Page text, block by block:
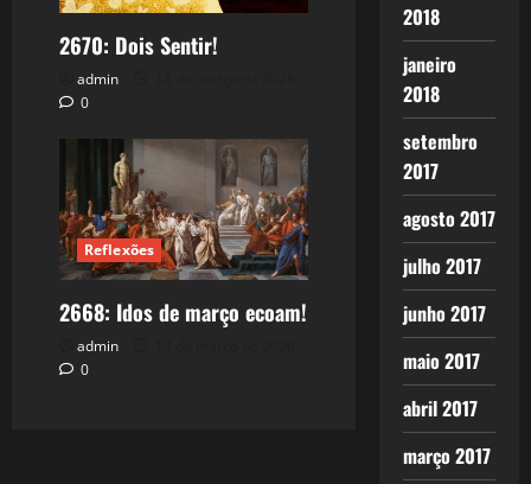
2670: Dois Sentir!
admin
0
Reflexões
2668: Idos de março ecoam!
admin
0
2018
janeiro
2018
setembro
2017
agosto 2017
julho 2017
junho 2017
maio 2017
abril 2017
março 2017